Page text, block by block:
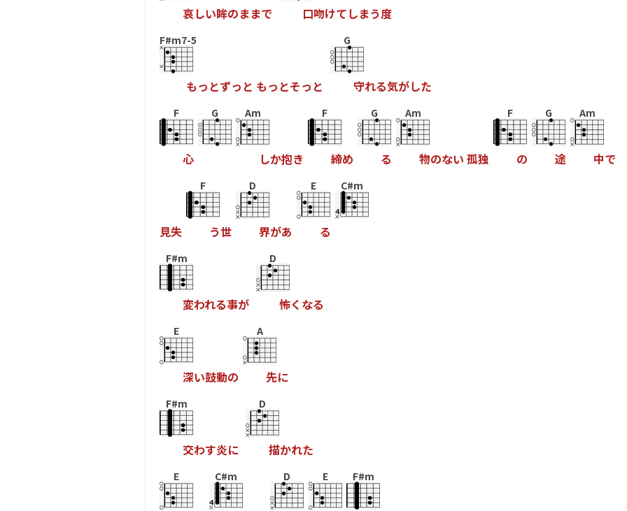
哀しい眸のままで 口吻けてしまう度
F#m7-5
もっ とずっ と もっ とそっ と
G
守れる気がした
F
心
G Am
しか抱き
F
締め
G
る
Am
物のない 孤独
F
の
G
途
Am
中で
見失
F
う世
D
界があ
E
る
C#m
F#m
変われる事が
D
怖く なる
E
深い鼓動の
A
先に
F#m
交わす炎に
D
描かれた
E C#m D E F#m